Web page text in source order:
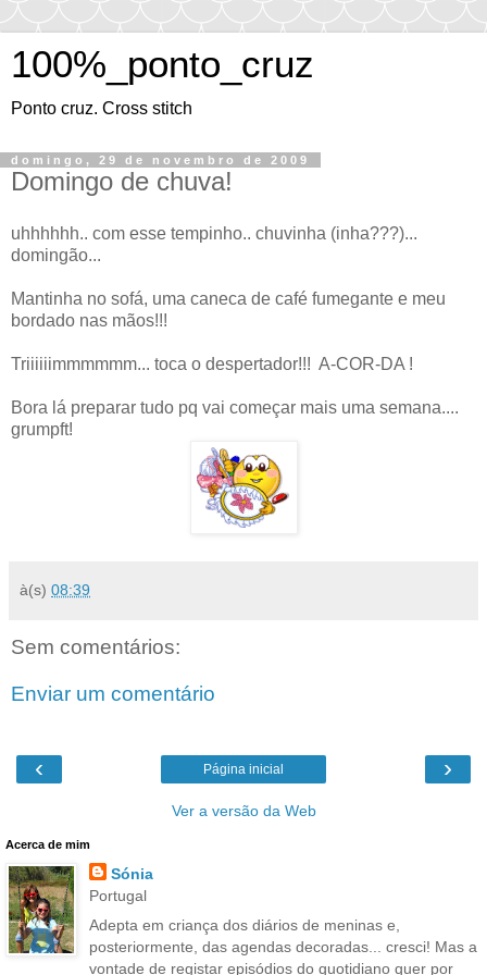
100%_ponto_cruz
Ponto cruz. Cross stitch
domingo, 29 de novembro de 2009
Domingo de chuva!
uhhhhhh.. com esse tempinho.. chuvinha (inha???)...
domingão...
Mantinha no sofá, uma caneca de café fumegante e meu
bordado nas mãos!!!
Triiiiiimmmmmm... toca o despertador!!! A-COR-DA !
Bora lá preparar tudo pq vai começar mais uma semana....
grumpft!
à(s) 08:39
Sem comentários:
Enviar um comentário
‹ ›
Página inicial
Ver a versão da Web
Acerca de mim
Sónia
Portugal
Adepta em criança dos diários de meninas e,
posteriormente, das agendas decoradas... cresci! Mas a
vontade de registar episódios do quotidiano quer por